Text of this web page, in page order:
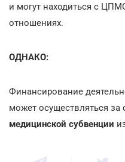
и могут находиться с
отношениях.
ОДНАКО:
Финансирование
может осуществляться за
медицинской субвенции